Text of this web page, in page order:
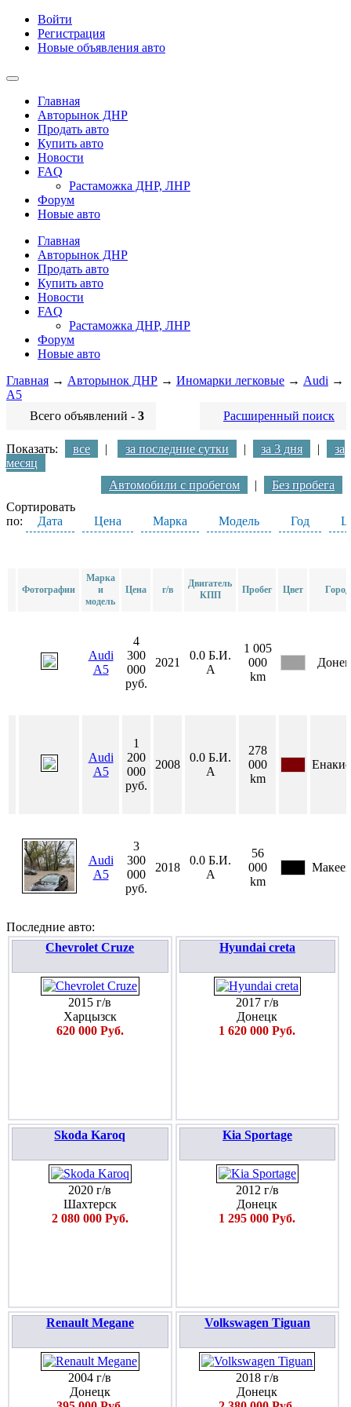
Войти
Регистрация
Новые объявления авто
Главная
Авторынок ДНР
Продать авто
Купить авто
Новости
FAQ
Растаможка ДНР, ЛНР
Форум
Новые авто
Главная
Авторынок ДНР
Продать авто
Купить авто
Новости
FAQ
Растаможка ДНР, ЛНР
Форум
Новые авто
Главная → Авторынок ДНР → Иномарки легковые → Audi →
A5
Всего объявлений - 3 Расширенный поиск
Показать: все | за последние сутки | за 3 дня |
за
месяц
Автомобили с пробегом
|
Без пробега
Сортировать
по:
Дата Цена Марка Модель Год
Фотографии
Марка
и
модель
Цена г/в
Двигатель
КПП
Пробег Цвет Город
Audi
A5
4
300
000
руб.
2021
0.0 Б.И.
А
1 005
000
km
Audi
A5
1
200
000
руб.
2008
0.0 Б.И.
А
278
000
km
Audi
A5
3
300
000
руб.
2018
0.0 Б.И.
А
56
000
km
Последние авто:
Chevrolet Cruze
2015 г/в
Харцызск
620 000 Руб.
Hyundai creta
2017 г/в
Донецк
1 620 000 Руб.
Skoda Karoq
2020 г/в
Шахтерск
2 080 000 Руб.
Kia Sportage
2012 г/в
Донецк
1 295 000 Руб.
Renault Megane
2004 г/в
Донецк
Volkswagen Tiguan
2018 г/в
Донецк